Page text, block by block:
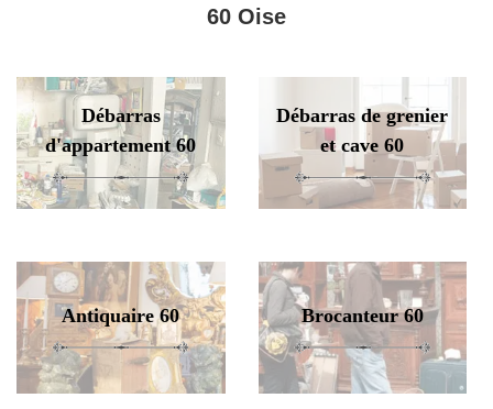
60 Oise
Débarras
d'appartement 60
Débarras de grenier
et cave 60
Antiquaire 60 Brocanteur 60